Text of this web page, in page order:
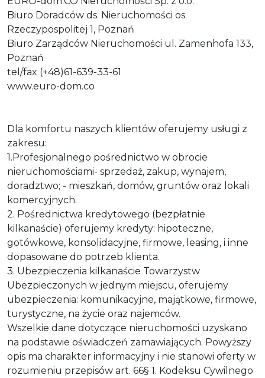
Biuro Doradców ds. Nieruchomości os.
Rzeczypospolitej 1, Poznań
Biuro Zarządców Nieruchomości ul. Zamenhofa 133,
Poznań
tel/fax (+48)61-639-33-61
www.euro-dom.co
Dla komfortu naszych klientów oferujemy usługi z
zakresu:
1.Profesjonalnego pośrednictwo w obrocie
nieruchomościami- sprzedaż, zakup, wynajem,
doradztwo; - mieszkań, domów, gruntów oraz lokali
komercyjnych.
2. Pośrednictwa kredytowego (bezpłatnie
kilkanaście) oferujemy kredyty: hipoteczne,
gotówkowe, konsolidacyjne, firmowe, leasing, i inne
dopasowane do potrzeb klienta.
3. Ubezpieczenia kilkanaście Towarzystw
Ubezpieczonych w jednym miejscu, oferujemy
ubezpieczenia: komunikacyjne, majątkowe, firmowe,
turystyczne, na życie oraz najemców.
Wszelkie dane dotyczące nieruchomości uzyskano
na podstawie oświadczeń zamawiających. Powyższy
opis ma charakter informacyjny i nie stanowi oferty w
rozumieniu przepisów art. 66§ 1. Kodeksu Cywilnego